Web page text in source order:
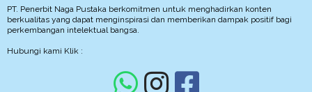
PT. Penerbit Naga Pustaka berkomitmen untuk menghadirkan konten
berkualitas yang dapat menginspirasi dan memberikan dampak positif bagi
perkembangan intelektual bangsa.
Hubungi kami Klik :